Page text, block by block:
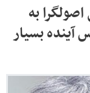
به
آینده بسیار